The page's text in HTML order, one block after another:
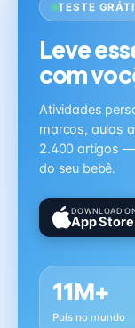
TESTE
Leve
com
Atividades
marcos, aulas
2.400 artigos
do seu bebê.
DOWNLOAD
App Store
11M+
Pais no mundo